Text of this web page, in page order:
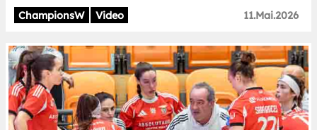
ChampionsW
Video 11.Mai.2026